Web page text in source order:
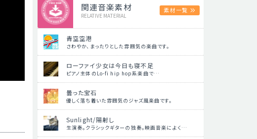
関連音楽素材
RELATIVE MATERIAL
素材一覧
青空空港
さわやか、まったりとした雰囲気の楽曲です。
ローファイ少女は今日も寝不足
ピアノ主体のLo-fi hip hop系楽曲で…
曇った宝石
優しく落ち着いた雰囲気のジャズ風楽曲です。
Sunlight/陽射し
生演奏。クラシックギターの独奏。映画音楽によく…